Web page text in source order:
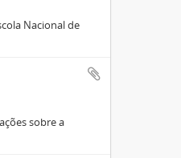
Nacional de
sobre a